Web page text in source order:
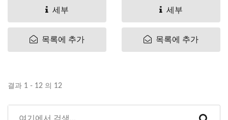
세부
목록에 추가
세부
목록에 추가
결과 1 - 12 의 12